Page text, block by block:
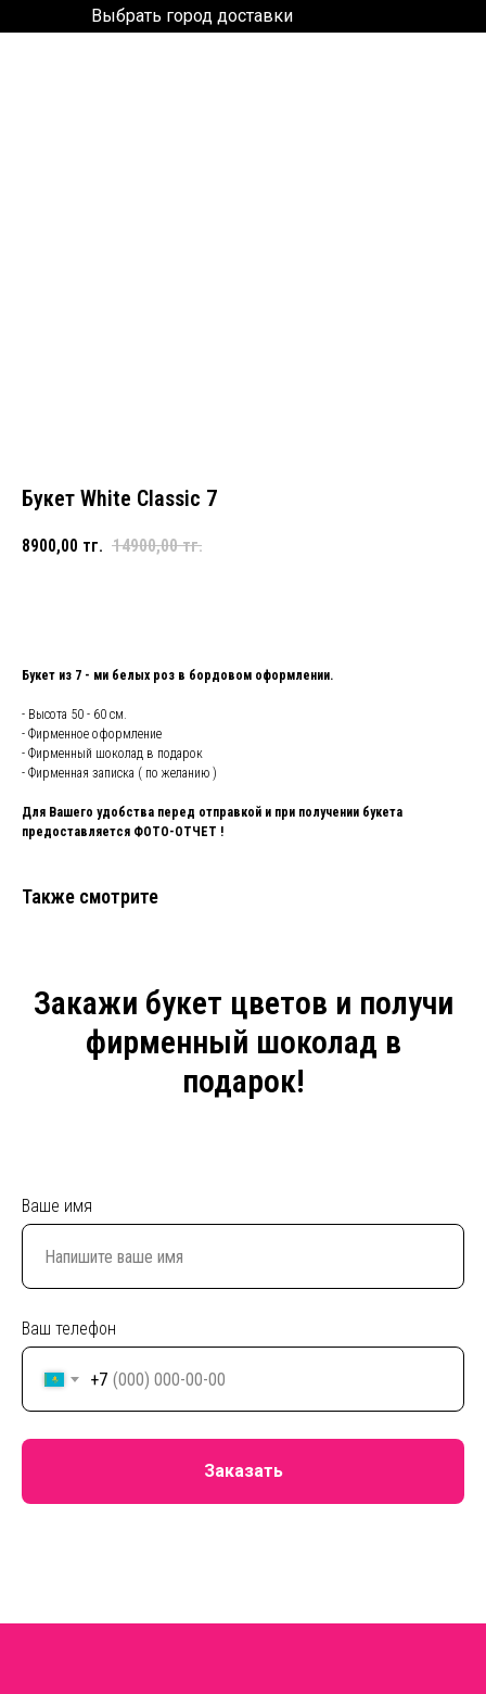
Выбрать город доставки
Букет White Classic 7
8900,00 тг. 14900,00 тг.
Букет из 7 - ми белых роз в бордовом оформлении.
- Высота 50 - 60 см.
- Фирменное оформление
- Фирменный шоколад в подарок
- Фирменная записка ( по желанию )
Для Вашего удобства перед отправкой и при получении букета
предоставляется ФОТО-ОТЧЕТ !
Также смотрите
Закажи букет цветов и получи
фирменный шоколад в
подарок!
Ваше имя
Ваш телефон
+7
Заказать